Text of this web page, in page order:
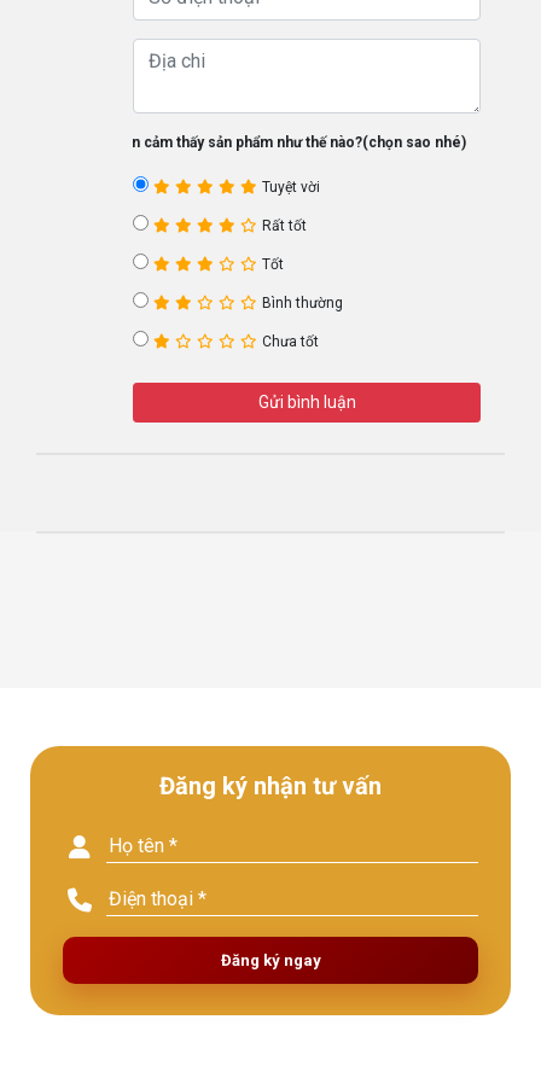
Bạn cảm thấy sản phẩm như thế nào?(chọn sao nhé)
Tuyệt vời
Rất tốt
Tốt
Bình thường
Chưa tốt
Gửi bình luận
Đăng ký nhận tư vấn
Đăng ký ngay